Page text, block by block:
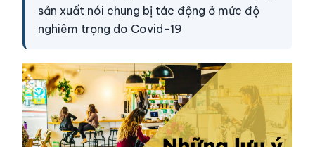
sản xuất nói chung bị tác động ở mức độ
nghiêm trọng do Covid-19